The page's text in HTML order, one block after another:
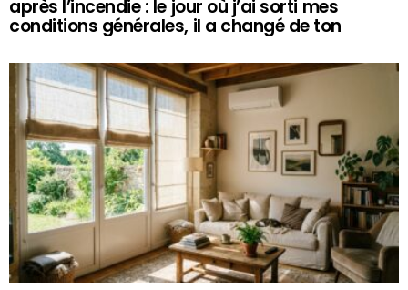
après l’incendie : le jour où j’ai sorti mes
conditions générales, il a changé de ton